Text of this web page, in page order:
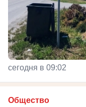
сегодня в 09:02
Общество